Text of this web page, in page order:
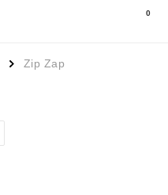
0
Zip Zap